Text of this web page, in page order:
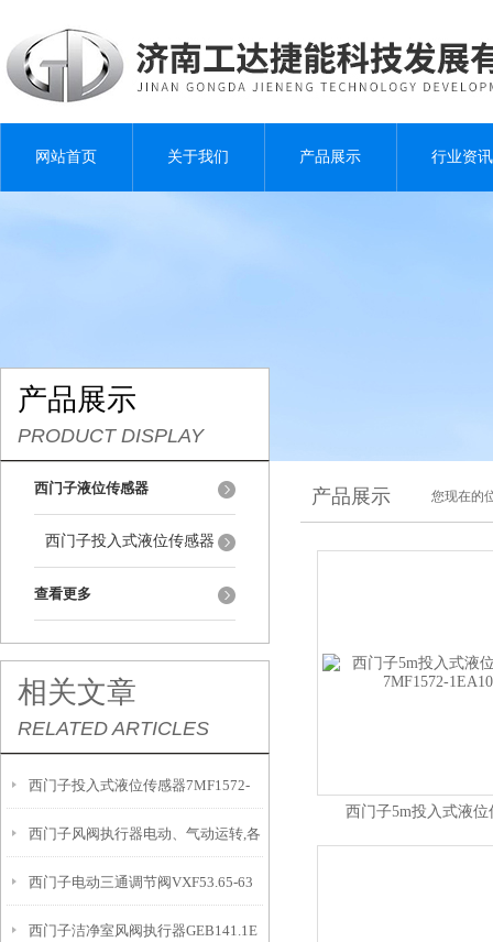
网站首页 关于我们 产品展示 行业资讯
产品展示
PRODUCT DISPLAY
西门子液位传感器
西门子投入式液位传感器
查看更多
相关文章
RELATED ARTICLES
西门子投入式液位传感器7MF1572-
1HA10概述
西门子风阀执行器电动、气动运转,各
有千秋！
西门子电动三通调节阀VXF53.65-63
供应吉林
西门子洁净室风阀执行器GEB141.1E
产品展示 您现在的
西门子5m投入式液位
7MF1572-